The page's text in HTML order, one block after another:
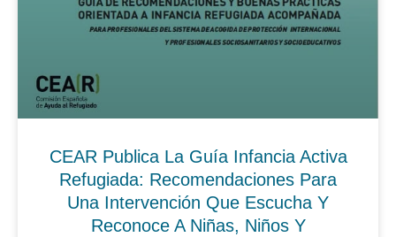
CEAR Publica La Guía Infancia Activa
Refugiada: Recomendaciones Para
Una Intervención Que Escucha Y
Reconoce A Niñas, Niños Y